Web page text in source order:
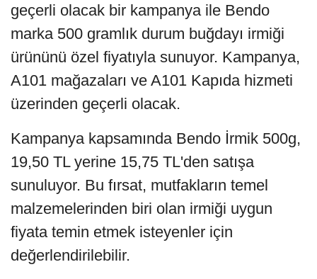
geçerli olacak bir kampanya ile Bendo
marka 500 gramlık durum buğdayı irmiği
ürününü özel fiyatıyla sunuyor. Kampanya,
A101 mağazaları ve A101 Kapıda hizmeti
üzerinden geçerli olacak.
Kampanya kapsamında Bendo İrmik 500g,
19,50 TL yerine 15,75 TL'den satışa
sunuluyor. Bu fırsat, mutfakların temel
malzemelerinden biri olan irmiği uygun
fiyata temin etmek isteyenler için
değerlendirilebilir.